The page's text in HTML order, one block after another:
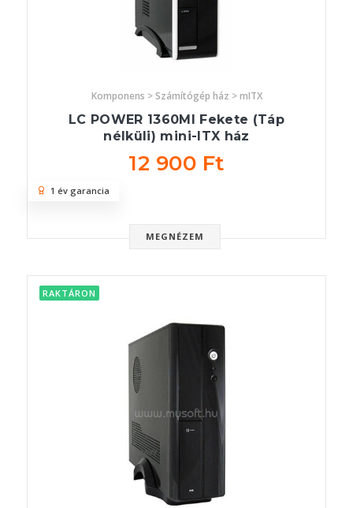
Komponens > Számítógép ház > mITX
LC POWER 1360MI Fekete (Táp
nélküli) mini-ITX ház
12 900 Ft
MEGNÉZEM
1 év garancia
RAKTÁRON